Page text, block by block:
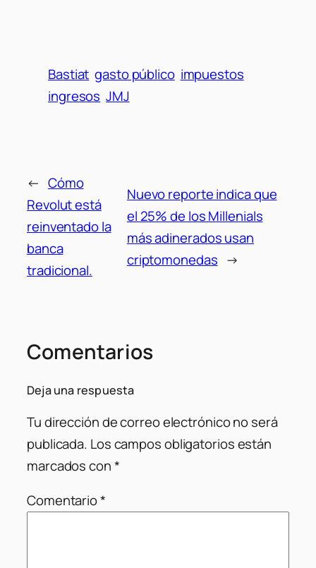
Bastiat gasto público impuestos
ingresos JMJ
← Cómo
Revolut está
reinventado la
banca
tradicional.
Nuevo reporte indica que
el 25% de los Millenials
más adinerados usan
criptomonedas →
Comentarios
Deja una respuesta
Tu dirección de correo electrónico no será
publicada. Los campos obligatorios están
marcados con*
Comentario*